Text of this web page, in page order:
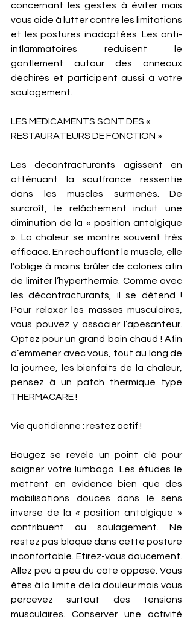
concernant les gestes à éviter mais
vous aide à lutter contre les limitations
et les postures inadaptées. Les anti-
inflammatoires réduisent le
gonflement autour des anneaux
déchirés et participent aussi à votre
soulagement.
LES MÉDICAMENTS SONT DES «
RESTAURATEURS DE FONCTION »
Les décontracturants agissent en
atténuant la souffrance ressentie
dans les muscles surmenés. De
surcroît, le relâchement induit une
diminution de la « position antalgique
». La chaleur se montre souvent très
efficace. En réchauffant le muscle, elle
l’oblige à moins brûler de calories afin
de limiter l’hyperthermie. Comme avec
les décontracturants, il se détend !
Pour relaxer les masses musculaires,
vous pouvez y associer l’apesanteur.
Optez pour un grand bain chaud ! Afin
d’emmener avec vous, tout au long de
la journée, les bienfaits de la chaleur,
pensez à un patch thermique type
THERMACARE !
Vie quotidienne : restez actif !
Bougez se révèle un point clé pour
soigner votre lumbago. Les études le
mettent en évidence bien que des
mobilisations douces dans le sens
inverse de la « position antalgique »
contribuent au soulagement. Ne
restez pas bloqué dans cette posture
inconfortable. Etirez-vous doucement.
Allez peu à peu du côté opposé. Vous
êtes à la limite de la douleur mais vous
percevez surtout des tensions
musculaires. Conserver une activité